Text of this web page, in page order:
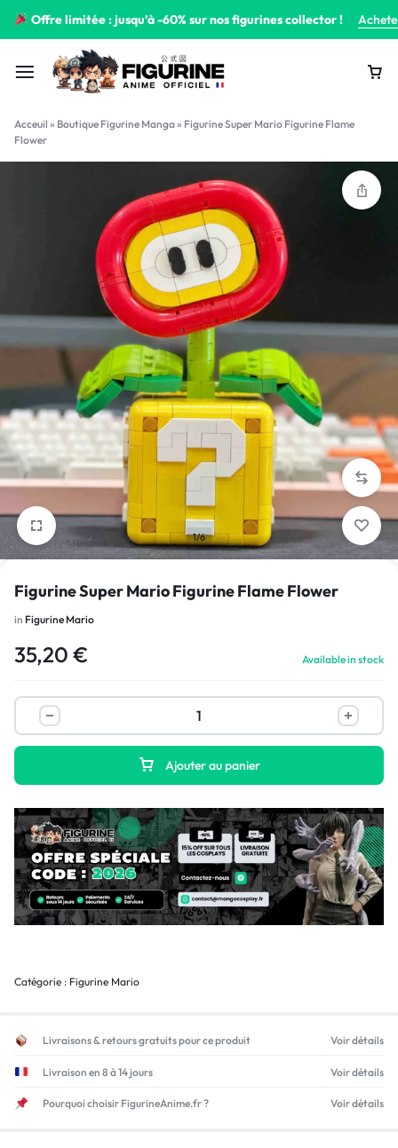
Offre limitée : jusqu’à -60% sur nos figurines collector !
Acceuil » Boutique Figurine Manga» Figurine Super Mario Figurine Flame
Flower
1/6
Figurine Super Mario Figurine Flame Flower
in Figurine Mario
35,20 € Available in stock
Ajouter au panier
Catégorie : Figurine Mario
Livraisons & retours gratuits pour ce produit Voir détails
Livraison en 8 à 14 jours Voir détails
Pourquoi choisir FigurineAnime.fr ? Voir détails